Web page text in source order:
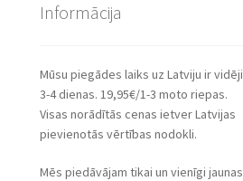
Informācija
Mūsu piegādes laiks uz Latviju ir vidēji
3-4 dienas. 19,95€/1-3 moto riepas.
Visas norādītās cenas ietver Latvijas
pievienotās vērtības nodokli.
Mēs piedāvājam tikai un vienīgi jaunas